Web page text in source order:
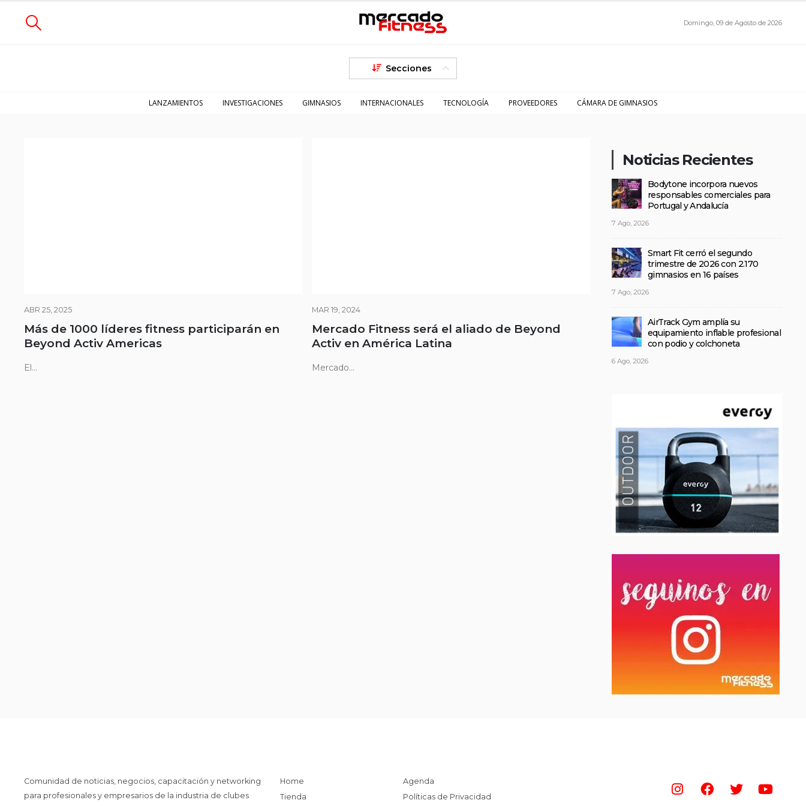
Domingo, 09 de Agosto de 2026
Secciones
LANZAMIENTOS INVESTIGACIONES GIMNASIOS INTERNACIONALES TECNOLOGÍA PROVEEDORES CÁMARA DE GIMNASIOS
ABR 25, 2025
Más de 1000 líderes fitness participarán en
Beyond Activ Americas
El...
MAR 19, 2024
Mercado Fitness será el aliado de Beyond
Activ en América Latina
Mercado...
Noticias Recientes
Bodytone incorpora nuevos
responsables comerciales para
Portugal y Andalucía
7 Ago, 2026
Smart Fit cerró el segundo
trimestre de 2026 con 2.170
gimnasios en 16 países
7 Ago, 2026
AirTrack Gym amplía su
equipamiento inflable profesional
con podio y colchoneta
6 Ago, 2026
Comunidad de noticias, negocios, capacitación y networking
para profesionales y empresarios de la industria de clubes
Home
Tienda
Agenda
Políticas de Privacidad